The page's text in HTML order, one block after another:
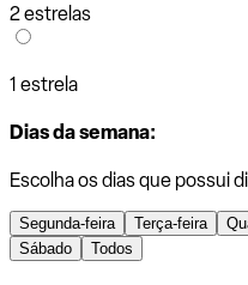
2 estrelas
1 estrela
Dias da semana:
Escolha os dias que possui
Segunda-feira Terça-feira
Sábado
Todos